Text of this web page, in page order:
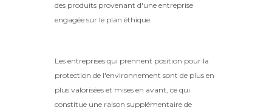
des produits provenant d'une entreprise
engagée sur le plan éthique.
Les entreprises qui prennent position pour la
protection de l'environnement sont de plus en
plus valorisées et mises en avant, ce qui
constitue une raison supplémentaire de